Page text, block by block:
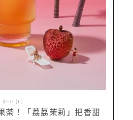
$50 (L)
茶！「荔荔茉莉」把香甜